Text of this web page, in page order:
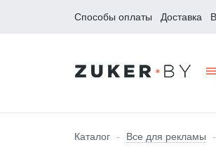
Способы оплаты Доставка
Каталог - Все для рекламы -